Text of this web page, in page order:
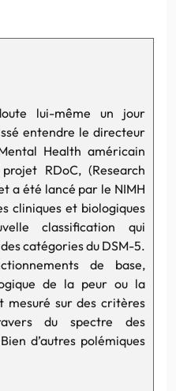
lui-même un jour
entendre le directeur
Health américain
RDoC, (Research
a été lancé par le NIMH
cliniques et biologiques
classification qui
catégories du DSM-5.
de base,
de la peur ou la
mesuré sur des critères
du spectre des
d’autres polémiques